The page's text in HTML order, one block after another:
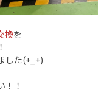
換を
した(+_+)
！